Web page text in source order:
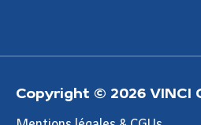
Copyright © 2026 VINCI